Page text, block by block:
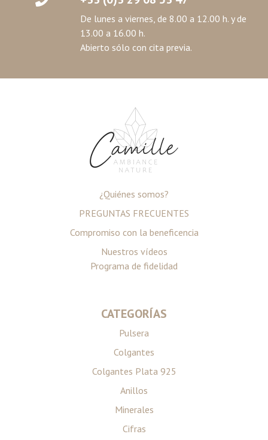
De lunes a viernes, de 8.00 a 12.00 h. y de
13.00 a 16.00 h.
Abierto sólo con cita previa.
¿Quiénes somos?
PREGUNTAS FRECUENTES
Compromiso con la beneficencia
Nuestros vídeos
Programa de fidelidad
CATEGORÍAS
Pulsera
Colgantes
Colgantes Plata 925
Anillos
Minerales
Cifras